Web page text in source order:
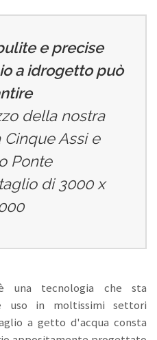
e precise
a idrogetto può
della nostra
Cinque Assi e
Ponte
di 3000 x
una tecnologia che sta
uso in moltissimi settori
a getto d'acqua consta